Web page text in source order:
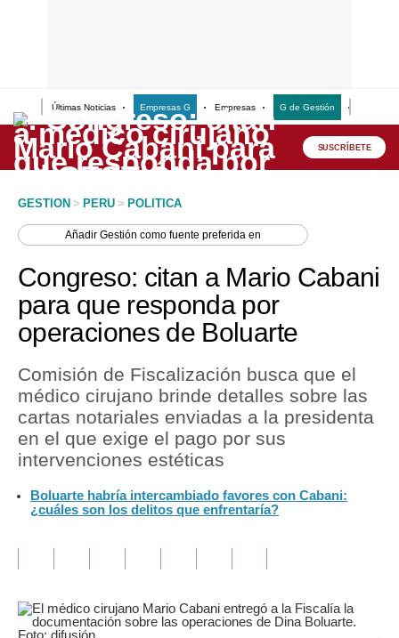
Últimas Noticias Empresas G Empresas G de Gestión
Lo último
Peru Quiosco
Economía
Mercados
Política
Tu Dinero
Finanzas Personales
Inmobiliarias
Opinión
Editorial
SUSCRÍBETE
GESTION > PERU > POLITICA
AñadirGestión como fuente preferida en
Congreso: citan a Mario Cabani
para que responda por
operaciones de Boluarte
Comisión de Fiscalización busca que el
médico cirujano brinde detalles sobre las
cartas notariales enviadas a la presidenta
en el que exige el pago por sus
intervenciones estéticas
Boluarte habría intercambiado favores con Cabani:
¿cuáles son los delitos que enfrentaría?